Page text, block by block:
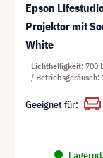
Epson
Projektor mit
White
Lichthelligkeit 700
Betriebsgeräusch
Geeignet für: